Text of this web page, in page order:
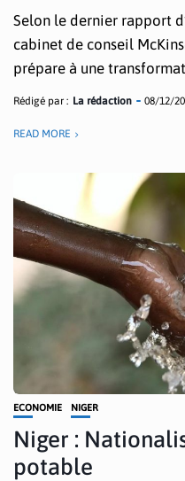
Selon le dernier rapport
cabinet de conseil
prépare à une
Rédigé par : La rédaction 08/12/
READ MORE
ECONOMIE NIGER
Niger :
potable